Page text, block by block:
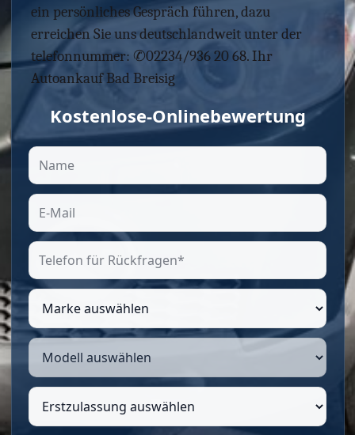
ein persönliches Gespräch führen, dazu
erreichen Sie uns deutschlandweit unter der
telefonnummer: ✆02234/936 20 68. Ihr
Autoankauf Bad Breisig
Kostenlose-Onlinebewertung